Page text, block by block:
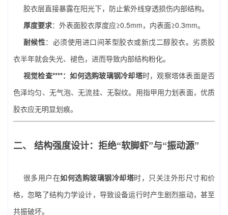
胶衣层直接暴露在阳光下，防止紫外线穿透损伤内部结构。
厚度要求：外表面胶衣厚度应≥0.5mm，内表面≥0.3mm。
耐候性：必须使用进口间苯型胶衣或新戊二醇胶衣。劣质胶
衣半年就会失光、褪色，进而导致内部结构粉化。
视觉检查****：如何选购玻璃钢冷却塔时，观察塔体表面是否
色泽均匀、无气泡、无流挂、无裂纹。用指甲用力划表面，优质
胶衣应无明显划痕。
二、 结构强度设计：拒绝“软脚虾”与“振动源”
很多用户在如何选购玻璃钢冷却塔时，只关注外形尺寸和价
格，忽略了结构力学设计，导致设备运行时产生剧烈振动，甚至
共振破坏。